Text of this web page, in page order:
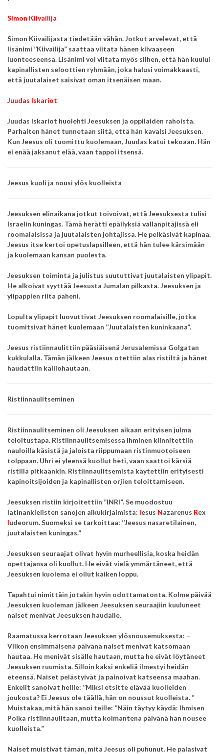
Simon Kiivailija
Simon Kiivailijasta tiedetään vähän.Jotkut arvelevat, että
lisänimi ’’Kiivailija” saattaa viitata hänen kiivaaseen
luonteeseensa. Lisänimi voi viitata myös siihen, että hän kuului
kapinallisten seloottien ryhmään, joka halusi voimakkaasti,
että juutalaiset saisivat oman itsenäisen maan.
Juudas Iskariot
Juudas Iskariot huolehti Jeesuksen ja oppilaiden rahoista.
Parhaiten hänet tunnetaan siitä, että hän kavalsi Jeesuksen.
Kun Jeesus oli tuomittu kuolemaan, Juudas katui tekoaan. Hän
ei enää jaksanut elää, vaan tappoi itsensä.
Jeesus kuoli ja nousi ylös kuolleista
Jeesuksen elinaikana jotkut toivoivat, että Jeesuksesta tulisi
Israelin kuningas. Tämä herätti epäilyksiä vallanpitäjissä eli
roomalaisissa ja juutalaisten johtajissa. He pelkäsivät kapinaa.
Jeesus itse kertoi opetuslapsilleen, että hän tulee kärsimään
ja kuolemaan kansan puolesta.
Jeesuksen toiminta ja julistus suututtivat juutalaisten ylipapit.
He alkoivat syyttää Jeesusta Jumalan pilkasta. Jeesuksen ja
ylipappien riita paheni.
Lopulta ylipapit luovuttivat Jeesuksen roomalaisille, jotka
tuomitsivat hänet kuolemaan ’’Juutalaisten kuninkaana”.
Jeesus ristiinnaulittiin pääsiäisenä Jerusalemissa Golgatan
kukkulalla. Tämän jälkeen Jeesus otettiin alas ristiltä ja hänet
haudattiin kalliohautaan.
Ristiinnaulitseminen
Ristiinnaulitseminen oli Jeesuksen aikaan erityisen julma
teloitustapa. Ristiinnaulitsemisessa ihminen kiinnitettiin
nauloilla käsistä ja jaloista riippumaan ristinmuotoiseen
tolppaan. Uhri ei yleensä kuollut heti, vaan saattoi kärsiä
ristillä pitkäänkin. Ristiinnaulitsemista käytettiin erityisesti
kapinoitsijoiden ja kapinallisten orjien teloittamiseen.
Jeesuksen ristiin kirjoitettiin ”INRI”.Se muodostuu
latinankielisten sanojen alkukirjaimista: Iesus Nazarenus Rex
Iudeorum.Suomeksi se tarkoittaa: ’’Jeesus nasaretilainen,
juutalaisten kuningas.”
Jeesuksen seuraajat olivat hyvin murheellisia, koska heidän
opettajansa oli kuollut. He eivät vielä ymmärtäneet, että
Jeesuksen kuolema ei ollut kaiken loppu.
Tapahtui nimittäin jotakin hyvin odottamatonta. Kolme päivää
Jeesuksen kuoleman jälkeen Jeesuksen seuraajiin kuuluneet
naiset menivät Jeesuksen haudalle.
Raamatussa kerrotaan Jeesuksen ylösnousemuksesta: –
Viikon ensimmäisenä päivänä naiset menivät katsomaan
hautaa. He menivät sisälle hautaan, mutta he eivät löytäneet
Jeesuksen ruumista.Silloin kaksi enkeliä ilmestyi heidän
eteensä. Naiset pelästyivät ja painoivat katseensa maahan.
Enkelit sanoivat heille: ’’Miksi etsitte elävää kuolleiden
joukosta? Ei Jeesus ole täällä, hän on noussut kuolleista. ”
Muistakaa, mitä hän sanoi teille: ’’Näin täytyy käydä: Ihmisen
Poika ristiinnaulitaan, mutta kolmantena päivänä hän nousee
kuolleista.”
Naiset muistivat tämän, mitä Jeesus oli puhunut. He palasivat